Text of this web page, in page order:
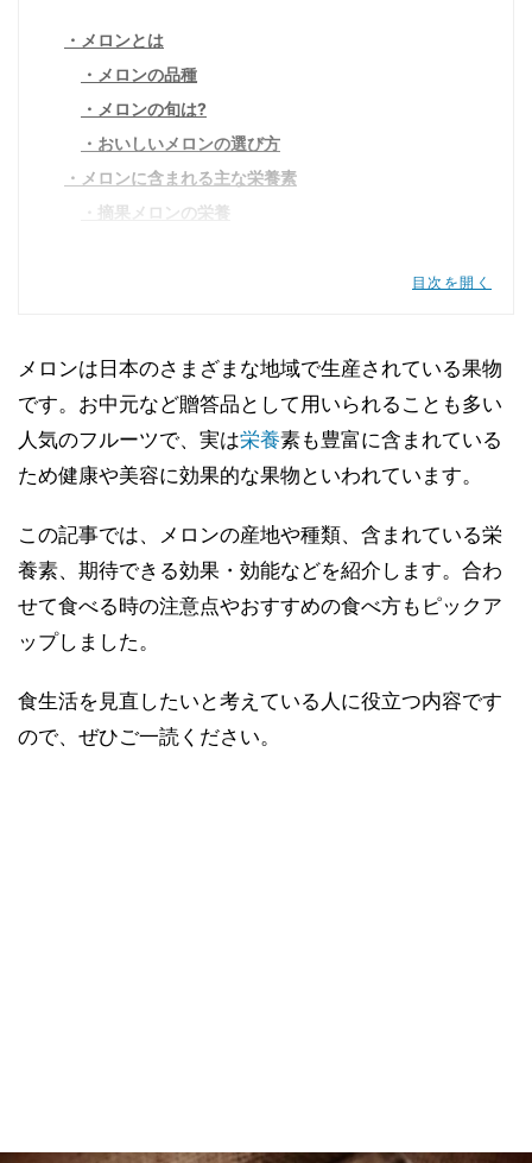
メロンとは
メロンの品種
メロンの旬は?
おいしいメロンの選び方
メロンに含まれる主な栄養素
摘果メロンの栄養
メロンで栄養摂取する際の注意点
食べ過ぎに注意する
アレルギーに注意する
リステリア菌に注意
メロンの食べ方
おすすめの食べ方
メロンの保存方法
期待できる
目次を開く
メロンは日本のさまざまな地域で生産されている果物
です。お中元など贈答品として用いられることも多い
人気のフルーツで、実は栄養素も豊富に含まれている
ため健康や美容に効果的な果物といわれています。
この記事では、メロンの産地や種類、含まれている栄
養素、期待できる効果・効能などを紹介します。合わ
せて食べる時の注意点やおすすめの食べ方もピックア
ップしました。
食生活を見直したいと考えている人に役立つ内容です
ので、ぜひご一読ください。